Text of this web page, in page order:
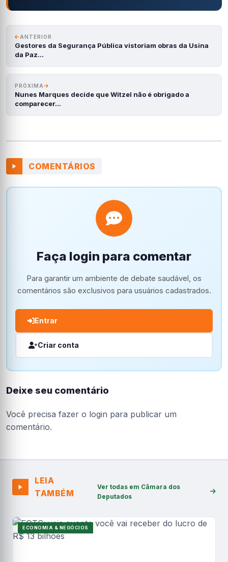
ANTERIOR
Gestores da Segurança Pública vistoriam obras da Usina
da Paz…
PRÓXIMA
Nunes Marques decide que Witzel não é obrigado a
comparecer…
COMENTÁRIOS
Faça login para comentar
Para garantir um ambiente de debate saudável, os
comentários são exclusivos para usuários cadastrados.
Entrar
Criar conta
Deixe seu comentário
Você precisa fazer o login para publicar um
comentário.
LEIA
TAMBÉM
Ver todas em Câmara dos
Deputados
ECONOMIA & NEGÓCIOS